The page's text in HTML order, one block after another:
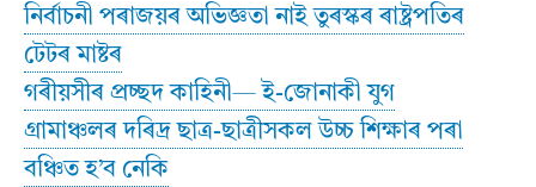
নিৰ্বাচনী পৰাজয়ৰ অভিজ্ঞতা নাই তুৰস্কৰ ৰাষ্ট্ৰপতিৰ
টেটৰ মাষ্টৰ
গৰীয়সীৰ প্রচ্ছদ কাহিনী— ই-জোনাকী যুগ
গ্ৰামাঞ্চলৰ দৰিদ্ৰ ছাত্ৰ-ছাত্ৰীসকল উচ্চ শিক্ষাৰ পৰা
বঞ্চিত হ’ব নেকি